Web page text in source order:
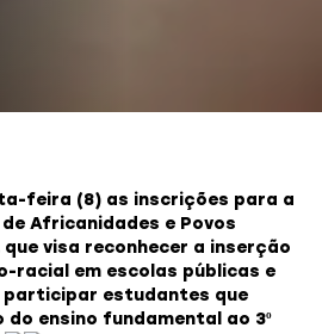
feira (8) as inscrições para a
Africanidades e Povos
visa reconhecer a inserção
racial em escolas públicas e
participar estudantes que
do ensino fundamental ao 3º